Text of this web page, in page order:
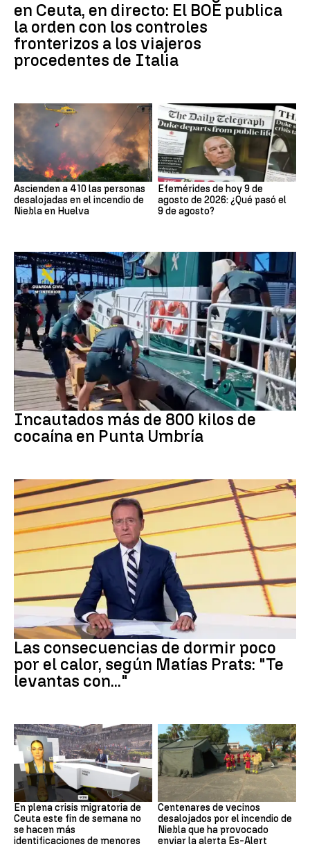
en Ceuta, en directo: El BOE publica
la orden con los controles
fronterizos a los viajeros
procedentes de Italia
Ascienden a 410 las personas
desalojadas en el incendio de
Niebla en Huelva
Efemérides de hoy 9 de
agosto de 2026: ¿Qué pasó el
9 de agosto?
Tráfico de drogas
Incautados más de 800 kilos de
cocaína en Punta Umbría
Dormir
Las consecuencias de dormir poco
por el calor, según Matías Prats: "Te
levantas con..."
Crisis en Ceuta
En plena crisis migratoria de
Ceuta este fin de semana no
se hacen más
identificaciones de menores
Incendio
Centenares de vecinos
desalojados por el incendio de
Niebla que ha provocado
enviar la alerta Es-Alert